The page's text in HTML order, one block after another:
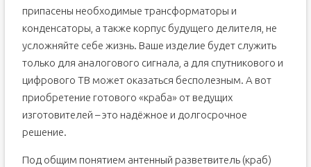
припасены необходимые трансформаторы и
конденсаторы, а также корпус будущего делителя, не
усложняйте себе жизнь. Ваше изделие будет служить
только для аналогового сигнала, а для спутникового и
цифрового ТВ может оказаться бесполезным. А вот
приобретение готового «краба» от ведущих
изготовителей – это надёжное и долгосрочное
решение.
Под общим понятием антенный разветвитель (краб)